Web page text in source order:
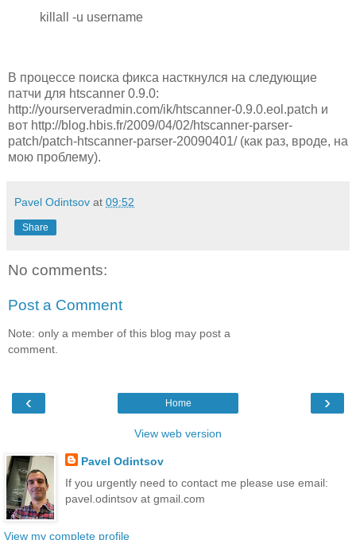
killall -u username
В процессе поиска фикса насткнулся на следующие
патчи для htscanner 0.9.0:
http://yourserveradmin.com/ik/htscanner-0.9.0.eol.patch и
вот http://blog.hbis.fr/2009/04/02/htscanner-parser-
patch/patch-htscanner-parser-20090401/ (как раз, вроде, на
мою проблему).
Pavel Odintsov at 09:52
Share
No comments:
Post a Comment
Note: only a member of this blog may post a
comment.
‹ ›
Home
View web version
Pavel Odintsov
If you urgently need to contact me please use email:
pavel.odintsov at gmail.com
View my complete profile